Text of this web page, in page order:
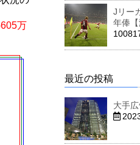
万
Jリー
年俸【
最近の投稿
大手